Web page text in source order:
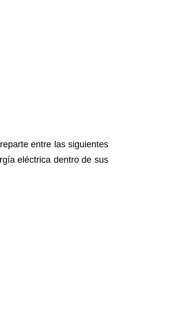
entre las siguientes
eléctrica dentro de sus